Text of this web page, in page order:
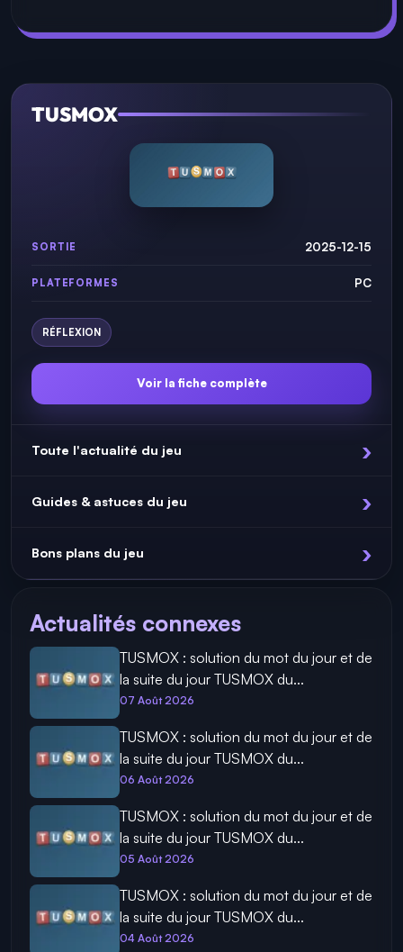
TUSMOX
SORTIE 2025-12-15
PLATEFORMES PC
RÉFLEXION
Voir la fiche complète
Toute l'actualité du jeu
Guides & astuces du jeu
Bons plans du jeu
Actualités connexes
TUSMOX : solution du mot du jour et de
la suite du jour TUSMOX du...
07 Août 2026
TUSMOX : solution du mot du jour et de
la suite du jour TUSMOX du...
06 Août 2026
TUSMOX : solution du mot du jour et de
la suite du jour TUSMOX du...
05 Août 2026
TUSMOX : solution du mot du jour et de
la suite du jour TUSMOX du...
04 Août 2026